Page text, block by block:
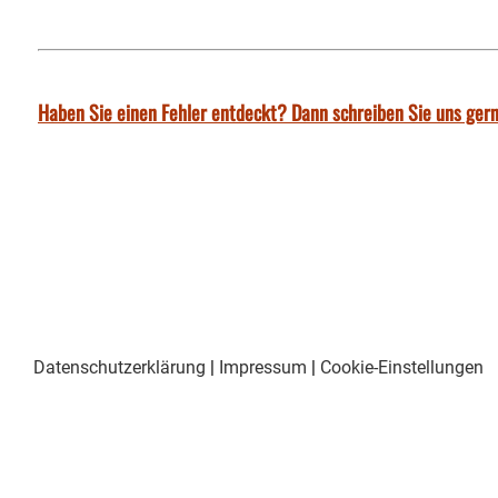
Haben Sie einen Fehler entdeckt? Dann schreiben Sie uns
Datenschutzerklärung | Impressum | Cookie-Einstellungen